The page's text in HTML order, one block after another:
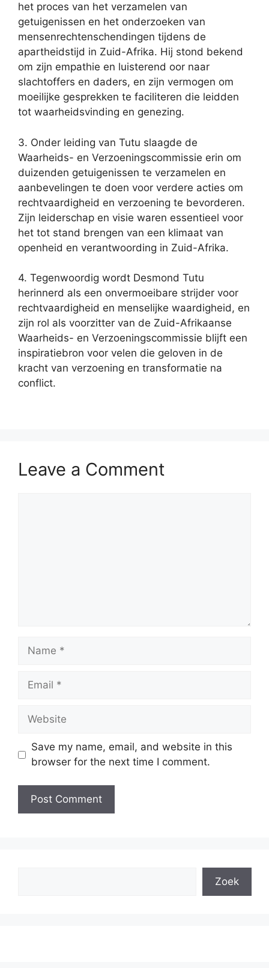
het proces van het verzamelen van
getuigenissen en het onderzoeken van
mensenrechtenschendingen tijdens de
apartheidstijd in Zuid-Afrika. Hij stond bekend
om zijn empathie en luisterend oor naar
slachtoffers en daders, en zijn vermogen om
moeilijke gesprekken te faciliteren die leidden
tot waarheidsvinding en genezing.
3. Onder leiding van Tutu slaagde de
Waarheids- en Verzoeningscommissie erin om
duizenden getuigenissen te verzamelen en
aanbevelingen te doen voor verdere acties om
rechtvaardigheid en verzoening te bevorderen.
Zijn leiderschap en visie waren essentieel voor
het tot stand brengen van een klimaat van
openheid en verantwoording in Zuid-Afrika.
4. Tegenwoordig wordt Desmond Tutu
herinnerd als een onvermoeibare strijder voor
rechtvaardigheid en menselijke waardigheid, en
zijn rol als voorzitter van de Zuid-Afrikaanse
Waarheids- en Verzoeningscommissie blijft een
inspiratiebron voor velen die geloven in de
kracht van verzoening en transformatie na
conflict.
Leave a Comment
Name
Email
Website
Save my name, email, and website in this
browser for the next time I comment.
Zoek